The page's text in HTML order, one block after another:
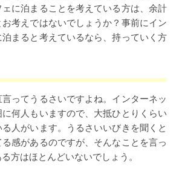
に泊まることを考えている方は、余計
考えではないでしょうか？事前にイン
まると考えているなら、持っていく方
ってうるさいですよね。インターネッ
に何人もいますので、大抵ひとりくらい
人がいます。うるさいいびきを聞くと
感があるのですが、そんなことを言っ
方はほとんどいないでしょう。